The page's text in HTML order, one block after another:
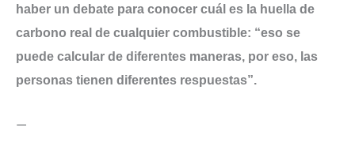
haber un debate para conocer cuál es la huella de
carbono real de cualquier combustible: “eso se
puede calcular de diferentes maneras, por eso, las
personas tienen diferentes respuestas”.
—